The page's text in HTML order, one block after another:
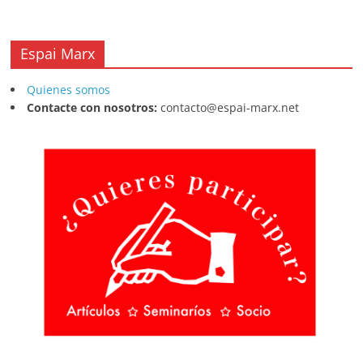
Espai Marx
Quienes somos
Contacte con nosotros: contacto@espai-marx.net